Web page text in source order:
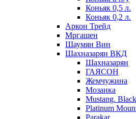
Коньяк 0,5 л.
Коньяк 0,2 л.
Аркон Трейд
Мргашен
Шаумян Вин
Шахназарян ВКД
Шахназарян
ГАЯСОН
Жемчужина
Мозаика
Mustang.
Platinum
Parakar